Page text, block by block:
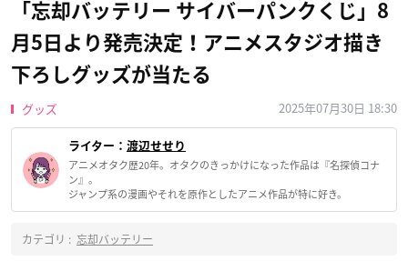
「忘却バッテリー サイバーパンクくじ」8
月5日より発売決定！アニメスタジオ描き
下ろしグッズが当たる
グッズ 2025年07月30日 18:30
ライター： 渡辺せせり
アニメオタク歴20年。オタクのきっかけになった作品は『名探偵コナ
ン』。
ジャンプ系の漫画やそれを原作としたアニメ作品が特に好き。
カテゴリ : 忘却バッテリー